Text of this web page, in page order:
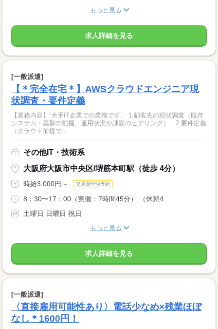
もっと見る
求人詳細を見る
[一般派遣]
【＊完全在宅＊】AWSクラウドエンジニア現
状調査・要件定義
【業務内容】 大手IT企業での業務です。 1.顧客先の現状調査（既存
システム・基盤の把握、運用状況や課題のヒアリング） 2.要件定義
（クラウド前提で...
その他IT・技術系
大阪府大阪市中央区/堺筋本町駅（徒歩 4分）
時給3,000円～ 交通費全額支給
8：30〜17：00（実働：7時間45分） （休憩4...
土曜日 日曜日 祝日
もっと見る
求人詳細を見る
[一般派遣]
〈直接雇用可能性あり〉電話少なめ×残業ほぼ
なし＊1600円！